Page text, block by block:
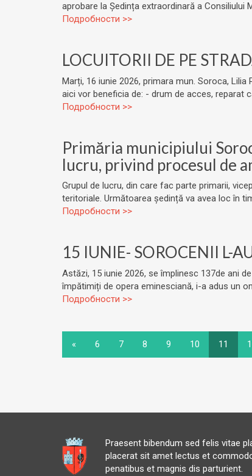
aprobare la Ședința extraordinară a Consiliului
Подробности >>
LOCUITORII DE PE
Marți, 16 iunie 2026, primara mun. Soroca,
aici vor beneficia de: - drum de acces, reparat
Подробности >>
Primăria municipiului
lucru, privind procesul de
Grupul de lucru, din care fac parte primarii,
teritoriale. Următoarea ședință va avea loc în
Подробности >>
15 IUNIE- SOROCENII L-
Astăzi, 15 iunie 2026, se împlinesc 137de ani
împătimiți de opera eminesciană, i-a adus un
Подробности >>
« 6 7 8 9 10 11
Praesent bibendum sed felis vitae
placerat sit amet lectus et
penatibus et magnis dis parturient.